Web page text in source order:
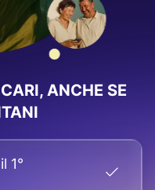
ANCHE SE
1°